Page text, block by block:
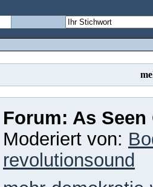
Forum: As Seen
Moderiert von:
revolutionsound